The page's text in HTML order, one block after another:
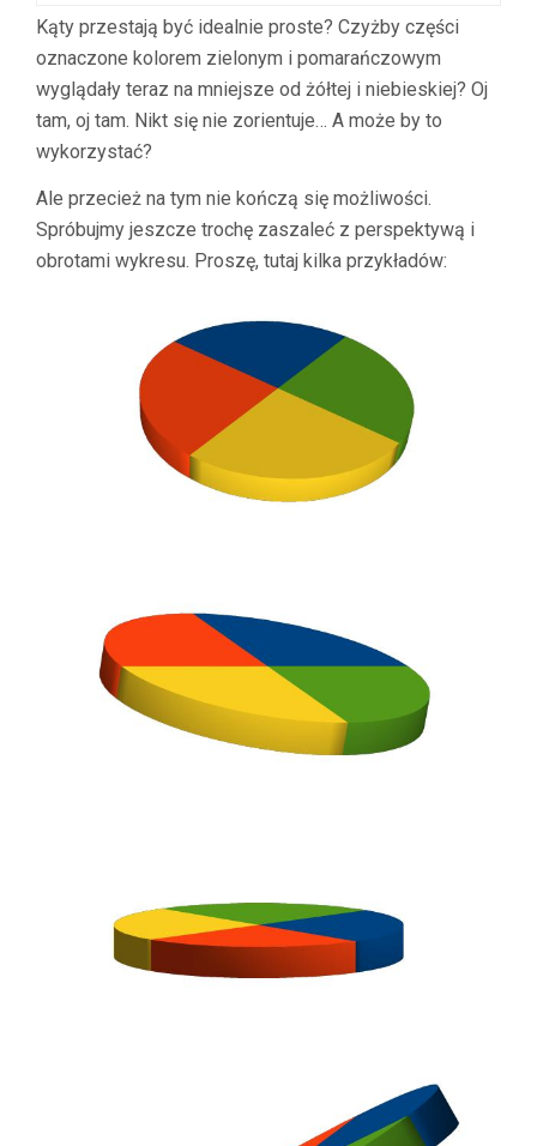
Kąty przestają być idealnie proste? Czyżby części
oznaczone kolorem zielonym i pomarańczowym
wyglądały teraz na mniejsze od żółtej i niebieskiej? Oj
tam, oj tam. Nikt się nie zorientuje… A może by to
wykorzystać?
Ale przecież na tym nie kończą się możliwości.
Spróbujmy jeszcze trochę zaszaleć z perspektywą i
obrotami wykresu. Proszę, tutaj kilka przykładów: